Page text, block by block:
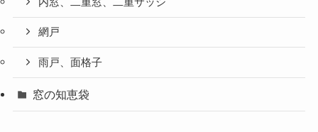
網戸
雨戸、面格子
窓の知恵袋